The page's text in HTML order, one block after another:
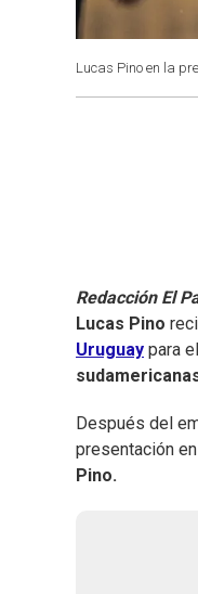
Lucas Pino en la
Redacción El
Lucas Pino
Uruguay para
Después del
presentación
Pino.